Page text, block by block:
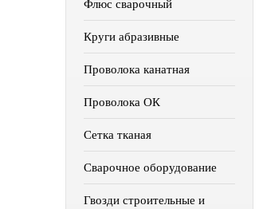
Флюс сварочный
Круги абразивные
Проволока канатная
Проволока ОК
Сетка тканая
Сварочное оборудование
Гвозди строительные и